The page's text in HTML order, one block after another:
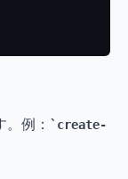
例：
create-